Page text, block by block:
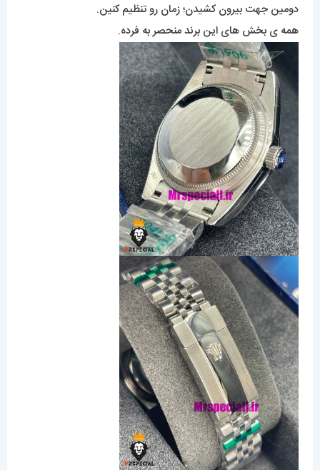
دومین جهت بیرون کشیدن؛ زمان رو تنظیم کنین.
همه ی بخش های این برند منحصر به فرده.